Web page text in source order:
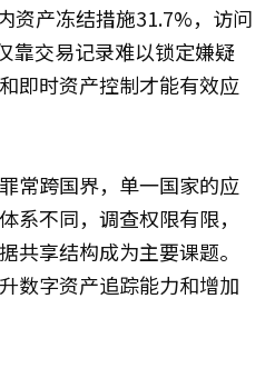
资产冻结措施31.7%，访问
靠交易记录难以锁定嫌疑
即时资产控制才能有效应
常跨国界，单一国家的应
系不同，调查权限有限，
共享结构成为主要课题。
数字资产追踪能力和增加